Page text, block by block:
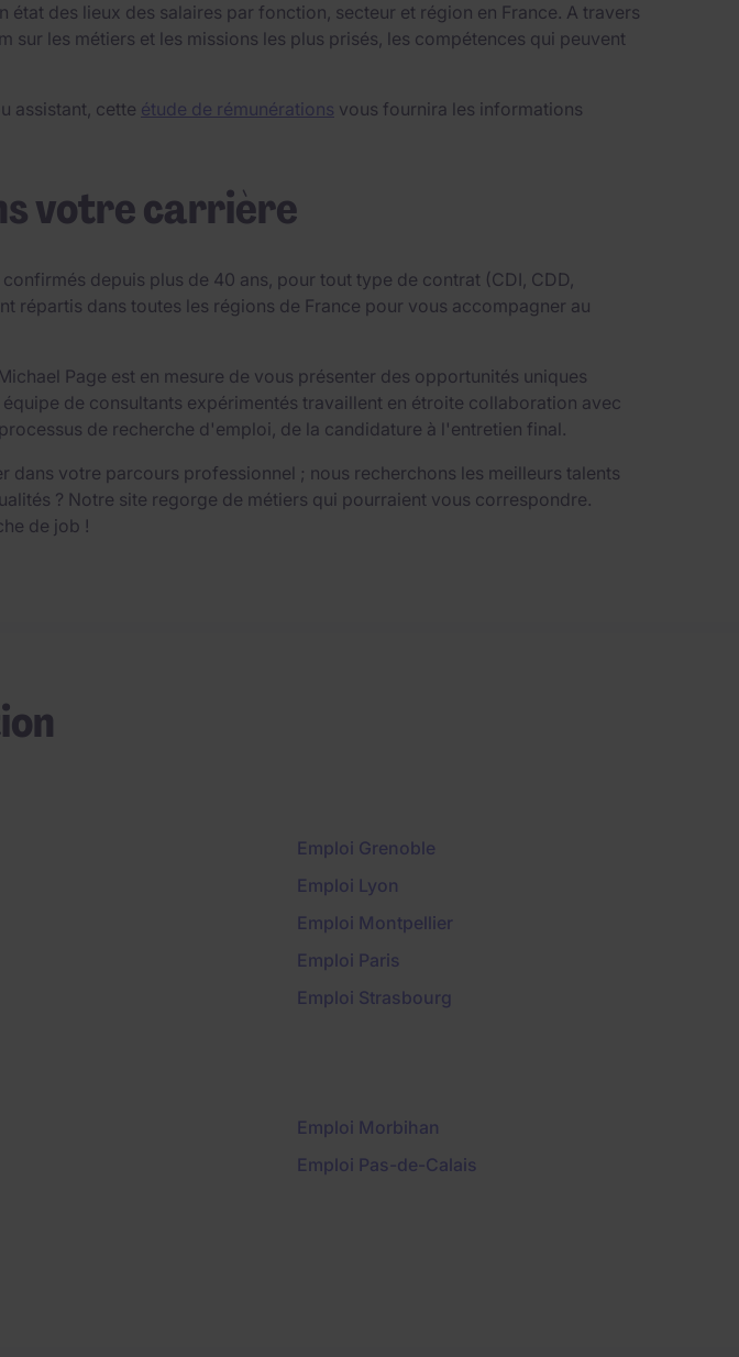
des lieux des salaires par fonction, secteur et région en France. A travers
sur les métiers et les missions les plus prisés, les compétences qui peuvent
assistant, cette étude de rémunérations vous fournira les informations
votre carrière
depuis plus de 40 ans, pour tout type de contrat (CDI, CDD,
répartis dans toutes les régions de France pour vous accompagner au
Page est en mesure de vous présenter des opportunités uniques
de consultants expérimentés travaillent en étroite collaboration avec
de recherche d'emploi, de la candidature à l'entretien final.
votre parcours professionnel ; nous recherchons les meilleurs talents
? Notre site regorge de métiers qui pourraient vous correspondre.
de job !
Emploi Grenoble
Emploi Lyon
Emploi Montpellier
Emploi Paris
Emploi Strasbourg
Emploi Morbihan
Emploi Pas-de-Calais